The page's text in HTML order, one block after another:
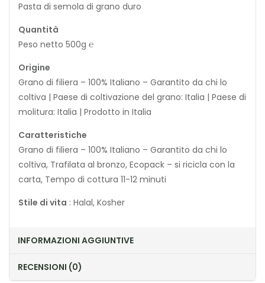
Pasta di semola di grano duro
Quantità
Peso netto 500g ℮
Origine
Grano di filiera – 100% Italiano – Garantito da chi lo
coltiva | Paese di coltivazione del grano: Italia | Paese di
molitura: Italia | Prodotto in Italia
Caratteristiche
Grano di filiera – 100% Italiano – Garantito da chi lo
coltiva, Trafilata al bronzo, Ecopack – si ricicla con la
carta, Tempo di cottura 11-12 minuti
Stile di vita : Halal, Kosher
INFORMAZIONI AGGIUNTIVE
RECENSIONI (0)